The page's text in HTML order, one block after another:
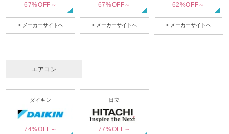
67%OFF～
> メーカーサイトへ
67%OFF～
> メーカーサイトへ
62%OFF～
> メーカーサイトへ
エアコン
ダイキン
74%OFF～
日立
77%OFF～